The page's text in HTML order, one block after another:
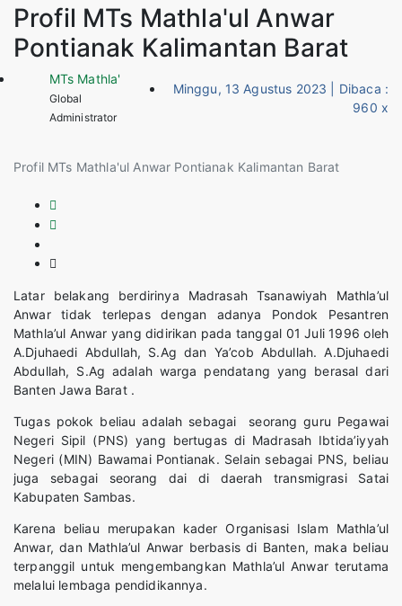
Profil MTs Mathla'ul Anwar
Pontianak Kalimantan Barat
MTs Mathla'
Global
Administrator
Minggu, 13 Agustus 2023 | Dibaca :
960 x
Profil MTs Mathla'ul Anwar Pontianak Kalimantan Barat
Latar belakang berdirinya Madrasah Tsanawiyah Mathla’ul
Anwar tidak terlepas dengan adanya Pondok Pesantren
Mathla’ul Anwar yang didirikan pada tanggal 01 Juli 1996 oleh
A.Djuhaedi Abdullah, S.Ag dan Ya’cob Abdullah. A.Djuhaedi
Abdullah, S.Ag adalah warga pendatang yang berasal dari
Banten Jawa Barat .
Tugas pokok beliau adalah sebagai seorang guru Pegawai
Negeri Sipil (PNS) yang bertugas di Madrasah Ibtida’iyyah
Negeri (MIN) Bawamai Pontianak. Selain sebagai PNS, beliau
juga sebagai seorang dai di daerah transmigrasi Satai
Kabupaten Sambas.
Karena beliau merupakan kader Organisasi Islam Mathla’ul
Anwar, dan Mathla’ul Anwar berbasis di Banten, maka beliau
terpanggil untuk mengembangkan Mathla’ul Anwar terutama
melalui lembaga pendidikannya.